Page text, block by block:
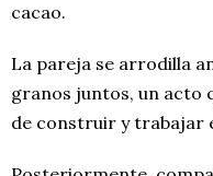
cacao.
La pareja se arrodilla
granos juntos, un acto
de construir y trabajar